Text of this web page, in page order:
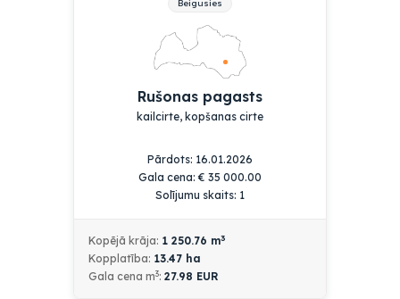
Beigusies
Rušonas pagasts
kailcirte, kopšanas cirte
Pārdots: 16.01.2026
Gala cena:€ 35 000.00
Solījumu skaits: 1
Kopējā krāja: 1 250.76 m3
Kopplatība: 13.47 ha
Gala cena m3: 27.98 EUR